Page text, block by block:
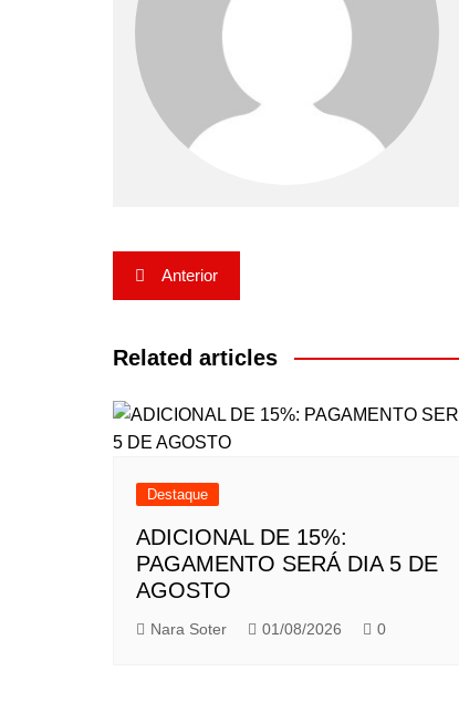
Navegação
de
Post
Anterior
Related articles
Destaque
ADICIONAL DE 15%:
PAGAMENTO SERÁ DIA 5 DE
AGOSTO
Nara Soter 01/08/2026 0